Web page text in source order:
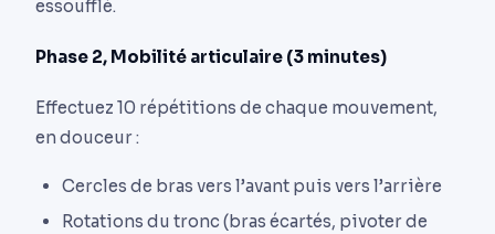
essoufflé.
Phase 2, Mobilité articulaire (3 minutes)
Effectuez 10 répétitions de chaque mouvement,
en douceur :
Cercles de bras vers l’avant puis vers l’arrière
Rotations du tronc (bras écartés, pivoter de